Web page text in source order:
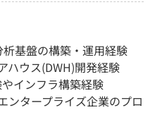
基盤の構築・運用経験
ハウス(DWH)開発経験
インフラ構築経験
ンタープライズ企業のプロ